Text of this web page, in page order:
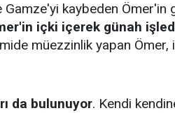
Gamze'yi kaybeden Ömer'in
içki içerek günah
müezzinlik yapan Ömer,
da bulunuyor. Kendi